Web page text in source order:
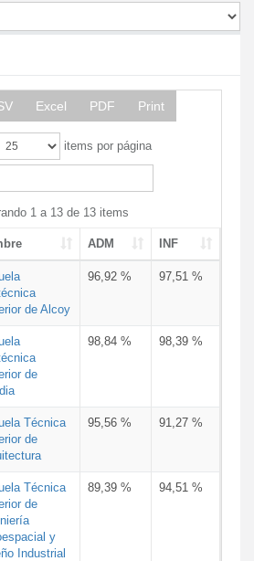
Excel PDF Print
items por página
1 a 13 de 13 items
ADM INF
de Alcoy
96,92 % 97,51 %
de
98,84 % 98,39 %
Técnica
de
95,56 % 91,27 %
Técnica
de
y
Industrial
89,39 % 94,51 %